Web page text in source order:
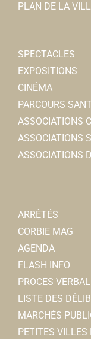
PLAN DE LA
SPECTACLES
EXPOSITIONS
CINÉMA
PARCOURS
ASSOCIATIONS
ASSOCIATIONS
ASSOCIATIONS
ARRÊTÉS
CORBIE MAG
AGENDA
FLASH INFO
PROCES VERBAL
LISTE DES
MARCHÉS
PETITES VILLES